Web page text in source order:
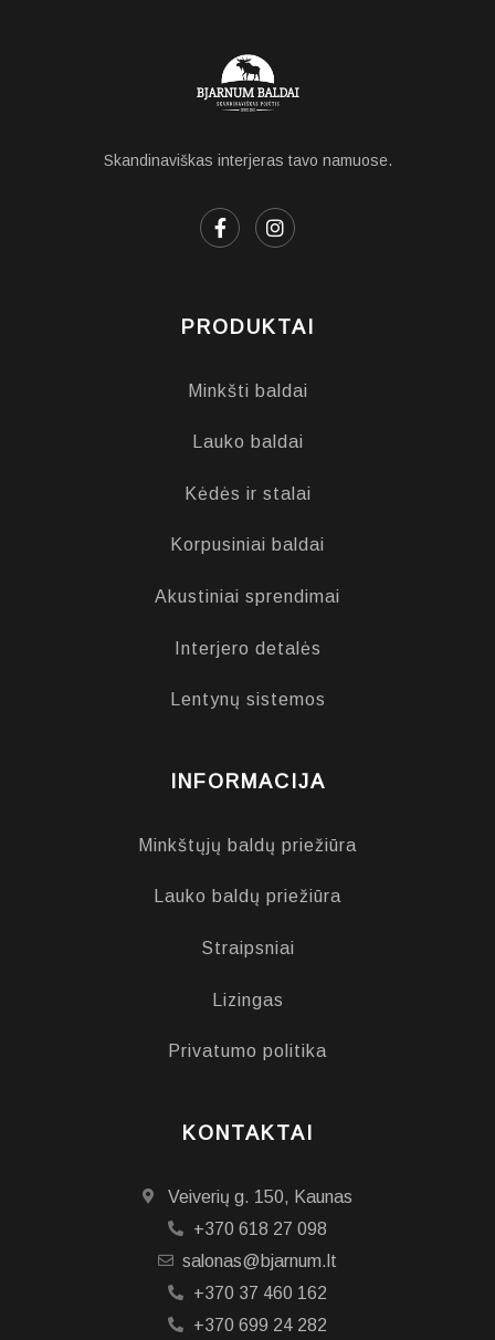
Skandinaviškas interjeras tavo namuose.
PRODUKTAI
Minkšti baldai
Lauko baldai
Kėdės ir stalai
Korpusiniai baldai
Akustiniai sprendimai
Interjero detalės
Lentynų sistemos
INFORMACIJA
Minkštųjų baldų priežiūra
Lauko baldų priežiūra
Straipsniai
Lizingas
Privatumo politika
KONTAKTAI
Veiverių g. 150, Kaunas
+370 618 27 098
salonas@bjarnum.lt
+370 37 460 162
+370 699 24 282